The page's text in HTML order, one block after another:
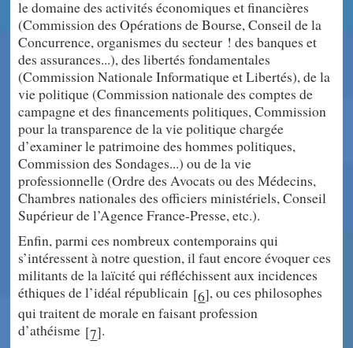
le domaine des activités économiques et financières
(Commission des Opérations de Bourse, Conseil de la
Concurrence, organismes du secteur ! des banques et
des assurances...), des libertés fondamentales
(Commission Nationale Informatique et Libertés), de la
vie politique (Commission nationale des comptes de
campagne et des financements politiques, Commission
pour la transparence de la vie politique chargée
d’examiner le patrimoine des hommes politiques,
Commission des Sondages...) ou de la vie
professionnelle (Ordre des Avocats ou des Médecins,
Chambres nationales des officiers ministériels, Conseil
Supérieur de l’Agence France-Presse, etc.).
Enfin, parmi ces nombreux contemporains qui
s’intéressent à notre question, il faut encore évoquer ces
militants de la laïcité qui réfléchissent aux incidences
éthiques de l’idéal républicain [6], ou ces philosophes
qui traitent de morale en faisant profession
d’athéisme [7].